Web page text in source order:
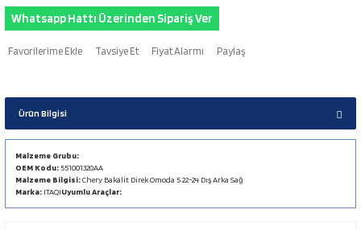
Whatsapp Hattı Üzerinden Sipariş Ver
Tavsiye Et Fiyat Alarmı Paylaş
Ürün Bilgisi
Malzeme Grubu:
OEM Kodu: 551001320AA
Malzeme Bilgisi:Chery Bakalit Direk Omoda 5 22-24 Dış Arka Sağ
Marka: ITAQIUyumlu Araçlar: